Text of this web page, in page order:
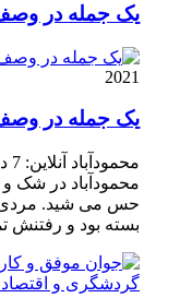
یک جمله در وصف
2021
یک جمله در وصف
محمودآباد در شک
حس می شید. مردی
بسته بود و رفتنش